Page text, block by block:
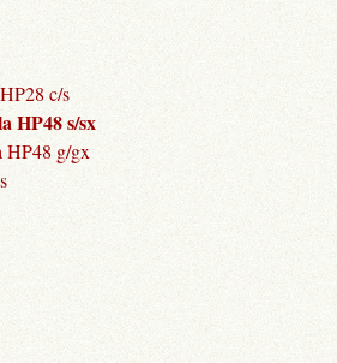
c/s
HP48 s/sx
HP48 g/gx